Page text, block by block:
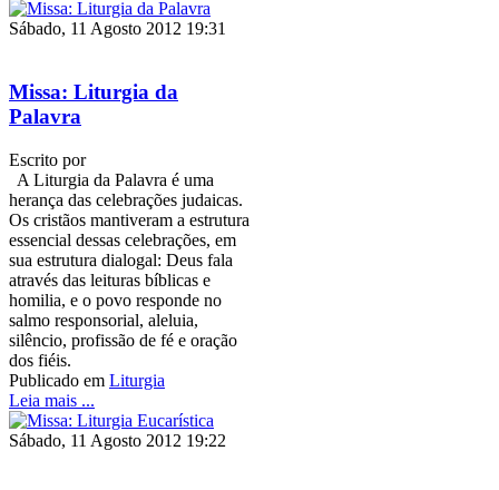
Sábado, 11 Agosto 2012 19:31
Missa: Liturgia da
Palavra
Escrito por
A Liturgia da Palavra é uma
herança das celebrações judaicas.
Os cristãos mantiveram a estrutura
essencial dessas celebrações, em
sua estrutura dialogal: Deus fala
através das leituras bíblicas e
homilia, e o povo responde no
salmo responsorial, aleluia,
silêncio, profissão de fé e oração
dos fiéis.
Publicado em Liturgia
Leia mais ...
Sábado, 11 Agosto 2012 19:22